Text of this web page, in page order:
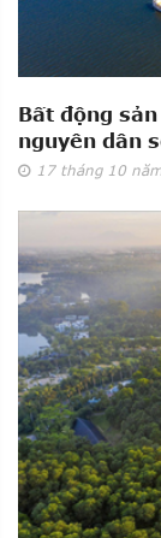
Bất động
nguyên dân
17 tháng 10